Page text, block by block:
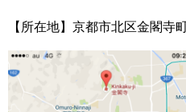
【所在地】京都市北区金閣寺